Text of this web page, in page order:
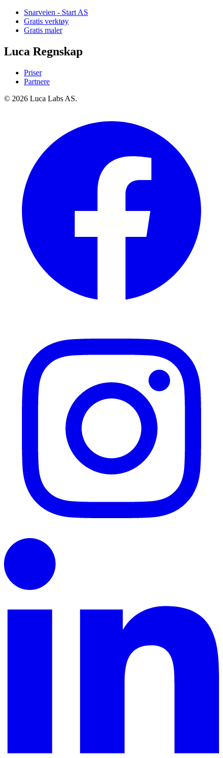
Snarveien - Start AS
Gratis verktøy
Gratis maler
Luca Regnskap
Priser
Partnere
© 2026 Luca Labs AS.